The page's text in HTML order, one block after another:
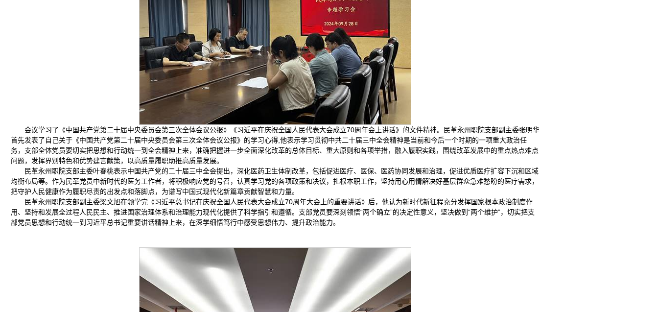
会议学习了《中国共产党第二十届中央委员会第三次全体会议公报》《习近平在庆祝全国人民代表大会成立70周年会上讲话》的文件精神。民革永州职院支部副主委张明华
首先发表了自己关于《中国共产党第二十届中央委员会第三次全体会议公报》的学习心得,他表示学习贯彻中共二十届三中全会精神是当前和今后一个时期的一项重大政治任
务，支部全体党员要切实把思想和行动统一到全会精神上来，准确把握进一步全面深化改革的总体目标、重大原则和各项举措，融入履职实践，围绕改革发展中的重点热点难点
问题，发挥界别特色和优势建言献策，以高质量履职助推高质量发展。
民革永州职院支部主委叶春桃表示中国共产党的二十届三中全会提出，深化医药卫生体制改革，包括促进医疗、医保、医药协同发展和治理，促进优质医疗扩容下沉和区域
均衡布局等。作为民革党员中新时代的医务工作者，将积极响应党的号召，认真学习党的各项政策和决议，扎根本职工作，坚持用心用情解决好基层群众急难愁盼的医疗需求，
把守护人民健康作为履职尽责的出发点和落脚点，为谱写中国式现代化新篇章贡献智慧和力量。
民革永州职院支部副主委梁文旭在领学完《习近平总书记在庆祝全国人民代表大会成立70周年大会上的重要讲话》后，他认为新时代新征程充分发挥国家根本政治制度作
用、坚持和发展全过程人民民主、推进国家治理体系和治理能力现代化提供了科学指引和遵循。支部党员要深刻领悟“两个确立”的决定性意义，坚决做到“两个维护”，切实把支
部党员思想和行动统一到习近平总书记重要讲话精神上来，在深学细悟笃行中感受思想伟力、提升政治能力。